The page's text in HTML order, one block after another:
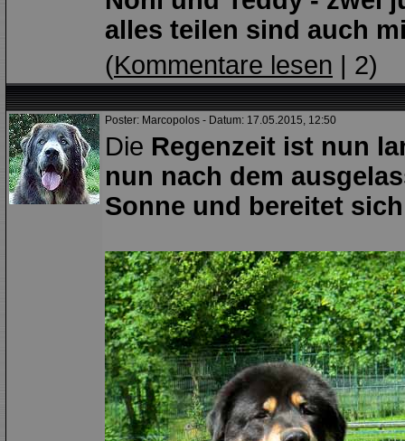
alles teilen sind auch
(Kommentare lesen | 2)
Poster: Marcopolos - Datum: 17.05.2015, 12:50
Die Regenzeit ist nun
nun nach dem
Sonne und bereitet